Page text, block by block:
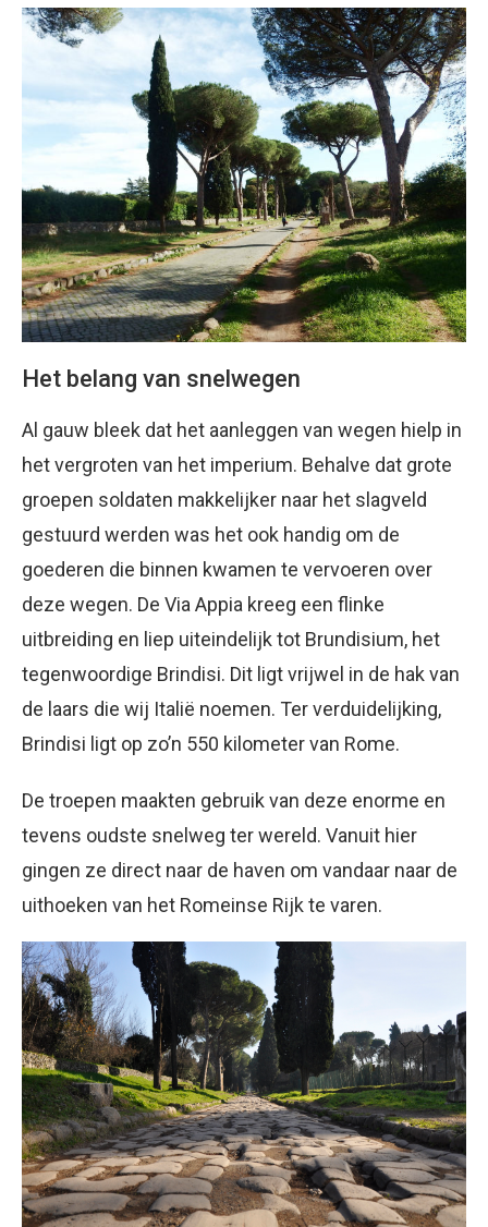
Het belang van snelwegen
Al gauw bleek dat het aanleggen van wegen hielp in
het vergroten van het imperium. Behalve dat grote
groepen soldaten makkelijker naar het slagveld
gestuurd werden was het ook handig om de
goederen die binnen kwamen te vervoeren over
deze wegen. De Via Appia kreeg een flinke
uitbreiding en liep uiteindelijk tot Brundisium, het
tegenwoordige Brindisi. Dit ligt vrijwel in de hak van
de laars die wij Italië noemen. Ter verduidelijking,
Brindisi ligt op zo’n 550 kilometer van Rome.
De troepen maakten gebruik van deze enorme en
tevens oudste snelweg ter wereld. Vanuit hier
gingen ze direct naar de haven om vandaar naar de
uithoeken van het Romeinse Rijk te varen.